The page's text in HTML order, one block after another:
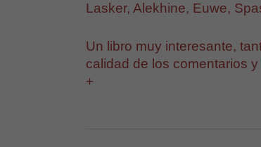
Lasker, Alekhine, Euwe,
Un libro muy interesante,
calidad de los comentarios
+